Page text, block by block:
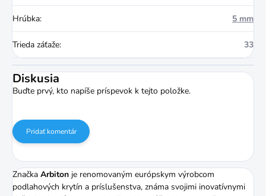
Hrúbka: 5 mm
Trieda záťaže: 33
Diskusia
Buďte prvý, kto napíše príspevok k tejto položke.
Pridať komentár
Značka Arbiton je renomovaným európskym výrobcom
podlahových krytín a príslušenstva, známa svojimi inovatívnymi